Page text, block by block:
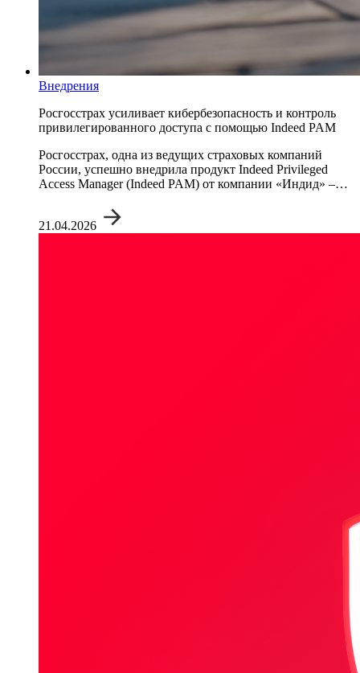
Внедрения
Росгосстрах усиливает кибербезопасность и контроль
привилегированного доступа с помощью Indeed PAM
Росгосстрах, одна из ведущих страховых компаний
России, успешно внедрила продукт Indeed Privileged
Access Manager (Indeed PAM) от компании «Индид» –…
21.04.2026